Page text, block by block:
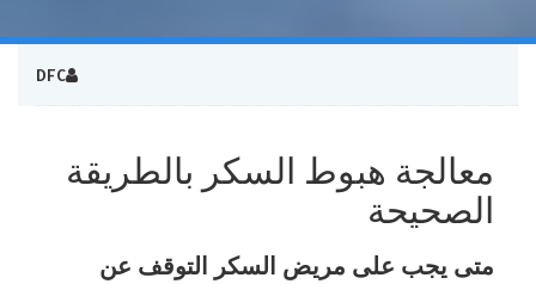
DFC
معالجة هبوط السكر بالطريقة
الصحيحة
متى يجب على مريض السكر التوقف عن